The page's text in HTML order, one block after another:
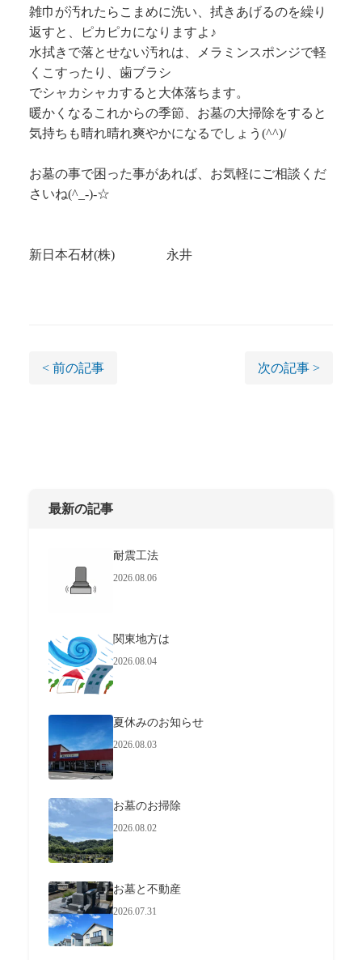
雑巾が汚れたらこまめに洗い、拭きあげるのを繰り
返すと、ピカピカになりますよ♪
水拭きで落とせない汚れは、メラミンスポンジで軽
くこすったり、歯ブラシ
でシャカシャカすると大体落ちます。
暖かくなるこれからの季節、お墓の大掃除をすると
気持ちも晴れ晴れ爽やかになるでしょう(^^)/
お墓の事で困った事があれば、お気軽にご相談くだ
さいね(^_-)-☆
新日本石材(株) 永井
< 前の記事 次の記事 >
最新の記事
耐震工法
2026.08.06
関東地方は
2026.08.04
夏休みのお知らせ
2026.08.03
お墓のお掃除
2026.08.02
お墓と不動産
2026.07.31